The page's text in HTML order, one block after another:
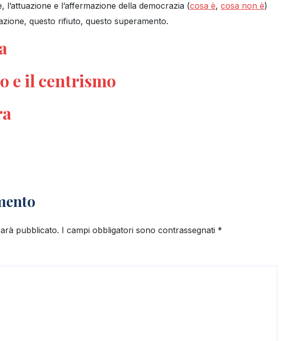
e l’affermazione della democrazia (cosa è, cosa non è)
questo rifiuto, questo superamento.
e il centrismo
pubblicato. I campi obbligatori sono contrassegnati *